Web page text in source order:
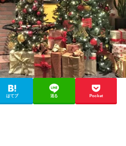
はてブ 送る Pocket